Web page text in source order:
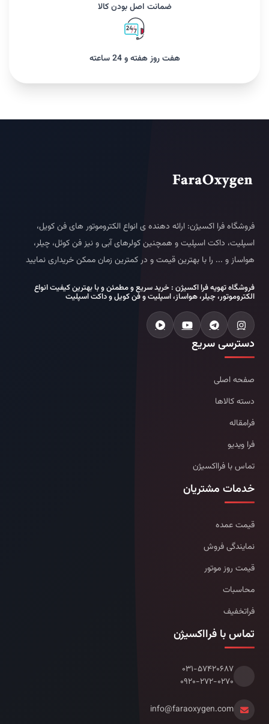
ضمانت اصل بودن کالا
هفت روز هفته و 24 ساعته
فروشگاه فرا اکسیژن: ارائه دهنده ی انواع الکتروموتور های فن کویل،
اسپلیت، داکت اسپلیت و همچنین کولرهای آبی و نیز فن کوئل، چیلر،
هواساز و ... را با بهترین قیمت و در کمترین زمان ممکن خریداری نمایید
فروشگاه تهویه فرا اکسیژن : خرید سریع و مطمئن و با بهترین کیفیت انواع
الکتروموتور، چیلر، هواساز، اسپلیت و فن کویل و داکت اسپلیت
دسترسی سریع
صفحه اصلی
دسته کالاها
فرامقاله
فرا ویدیو
تماس با فرااکسیژن
خدمات مشتریان
قیمت عمده
نمایندگی فروش
قیمت روز موتور
محاسبات
فراتخفیف
تماس با فرااکسیژن
۰۳۱-۵۷۴۲۰۶۸۷
۰۹۲۰-۲۷۲-۰۲۷۰
info@faraoxygen.com